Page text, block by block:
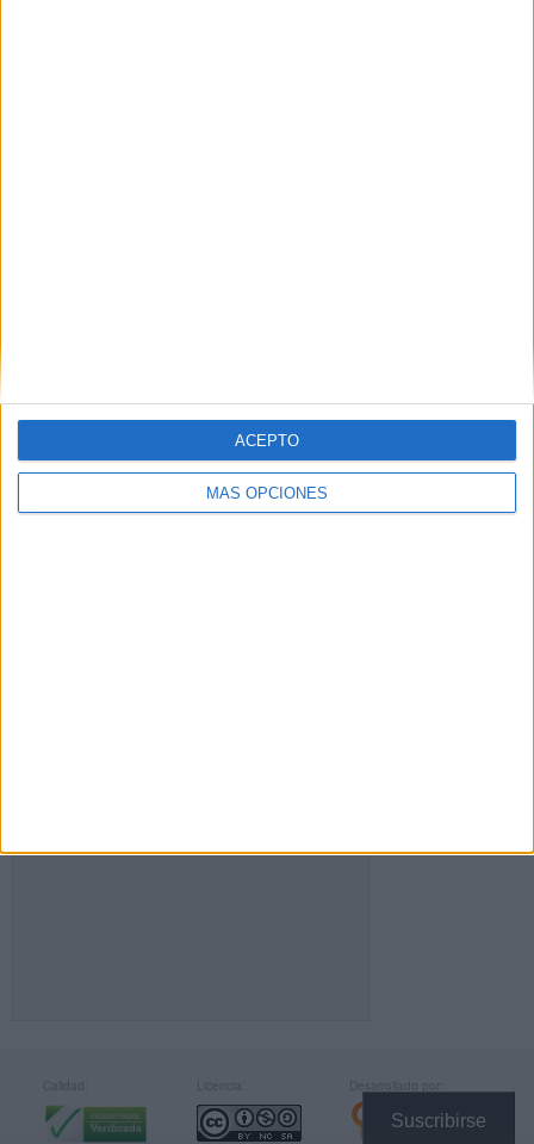
MÁS OPCIONES
ACEPTO
Suscribirse